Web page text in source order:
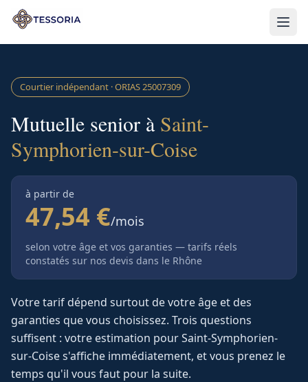
Aller au contenu principal
Courtier indépendant · ORIAS25007309
Mutuelle senior à Saint-
Symphorien-sur-Coise
à partir de
47,54 €/mois
selon votre âge et vos garanties — tarifs réels
constatés sur nos devis dans le Rhône
Votre tarif dépend surtout de votre âge et des
garanties que vous choisissez. Trois questions
suffisent : votre estimation pourSaint-Symphorien-
sur-Coises'affiche immédiatement, et vous prenez le
temps qu'il vous faut pour la suite.